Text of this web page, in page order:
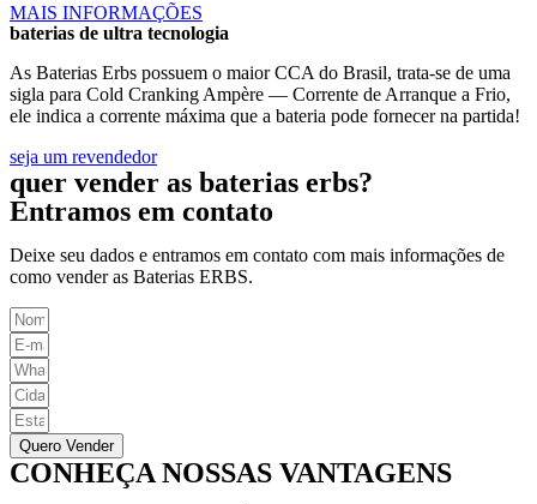
MAIS INFORMAÇÕES
baterias de ultra tecnologia
As Baterias Erbs possuem o maior CCA do Brasil, trata-se de uma
sigla para Cold Cranking Ampère — Corrente de Arranque a Frio,
ele indica a corrente máxima que a bateria pode fornecer na partida!
seja um revendedor
quer vender as baterias erbs?
Entramos em contato
Deixe seu dados e entramos em contato com mais informações de
como vender as Baterias ERBS.
Quero Vender
CONHEÇA NOSSAS VANTAGENS